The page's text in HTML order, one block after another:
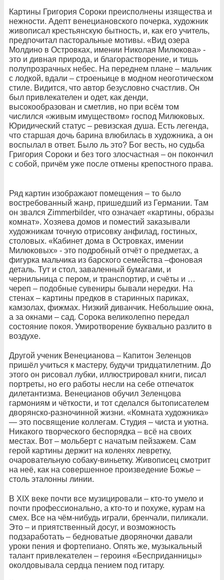
Картины Григория Сороки преисполнены изящества и
нежности. Адепт венециановского почерка, художник
живописал крестьянскую бытность, и, как его учитель,
предпочитал пасторальные мотивы. «Вид озера
Молдино в Островках, имении Николая Милюкова» -
это и дивная природа, и благорастворение, и тишь
полупрозрачных небес. На переднем плане – мальчик
с лодкой, вдали – строеньице в модном неоготическом
стиле. Видится, что автор безусловно счастлив. Он
был привлекателен и одет, как денди,
высокообразован и сметлив, но при всём том
числился «живым имуществом» господ Милюковых.
Юридический статус – ревизская душа. Есть легенда,
что старшая дочь барина влюбилась в художника, а он
воспылал в ответ. Было ль это? Бог весть, но судьба
Григория Сороки и без того злосчастная – он покончил
с собой, причём уже после отмены крепостного права.
Ряд картин изображают помещения – то было
востребованный жанр, пришедший из Германии. Там
он звался Zimmerbilder, что означает «картины, образы
комнат». Хозяева домов и поместий заказывали
художникам точную отрисовку анфилад, гостиных,
столовых. «Кабинет дома в Островках, имении
Милюковых» - это подробный отчёт о предметах, а
фигурка мальчика из барского семейства –фоновая
деталь. Тут и стол, заваленный бумагами, и
чернильница с пером, и транспортир, и счёты и …
череп – подобные сувениры бывали нередки. На
стенах – картины предков в старинных париках,
камзолах, фижмах. Низкий диванчик. Небольшие окна,
а за окнами – сад. Сорока великолепно передал
состояние покоя. Умиротворение буквально разлито в
воздухе.
Другой ученик Венецианова – Капитон Зеленцов
пришёл учиться к мастеру, будучи тридцатилетним. До
этого он рисовал лубки, иллюстрировал книги, писал
портреты, но его работы несли на себе отпечаток
дилетантизма. Венецианов обучил Зеленцова
гармониям и чёткости, и тот сделался бытописателем
дворянско-разночинной жизни. «Комната художника»
— это посвящение коллегам. Студия – чиста и уютна.
Никакого творческого беспорядка – всё на своих
местах. Вот – мольберт с начатым пейзажем. Сам
герой картины держит на коленях левретку,
очаровательную собаку-виньетку. Живописец смотрит
на неё, как на совершенное произведение Божье –
столь эталонны линии.
В XIX веке почти все музицировали – кто-то умело и
почти профессионально, а кто-то и похуже, курам на
смех. Все на чём-нибудь играли, бренчали, пиликали.
Это – и приятственный досуг, и возможность
подзаработать – бедноватые дворяночки давали
уроки пения и фортепиано. Опять же, музыкальный
талант привлекателен – героиня «Бесприданницы»
околдовывала сердца пением под гитару.